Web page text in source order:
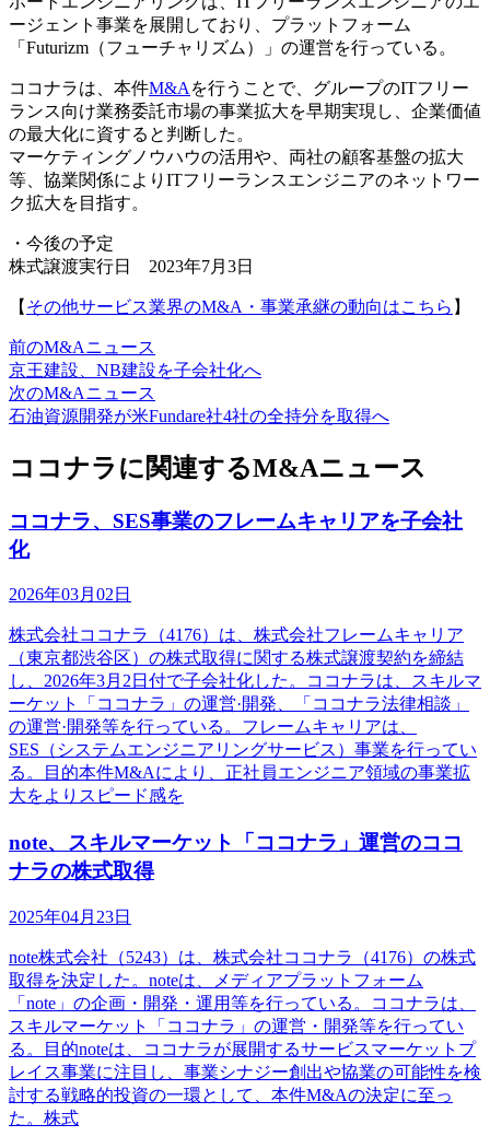
ージェント事業を展開しており、プラットフォーム
「Futurizm（フューチャリズム）」の運営を行っている。
ココナラは、本件M&A を行うことで、グループのITフリー
ランス向け業務委託市場の事業拡大を早期実現し、企業価値
の最大化に資すると判断した。
マーケティングノウハウの活用や、両社の顧客基盤の拡大
等、協業関係によりITフリーランスエンジニアのネットワー
ク拡大を目指す。
・今後の予定
株式譲渡実行日 2023年7月3日
【 その他サービス業界のM&A・事業承継の動向はこちら 】
前のM&Aニュース
京王建設、NB建設を子会社化へ
次のM&Aニュース
石油資源開発が米Fundare社4社の全持分を取得へ
ココナラに関連するM&Aニュース
ココナラ、SES事業のフレームキャリアを子会社
化
2026年03月02日
株式会社ココナラ（4176）は、株式会社フレームキャリア
（東京都渋谷区）の株式取得に関する株式譲渡契約を締結
し、2026年3月2日付で子会社化した。ココナラは、スキルマ
ーケット「ココナラ」の運営·開発、「ココナラ法律相談」
の運営·開発等を行っている。フレームキャリアは、
SES（システムエンジニアリングサービス）事業を行ってい
る。目的本件M&Aにより、正社員エンジニア領域の事業拡
大をよりスピード感を
note、スキルマーケット「ココナラ」運営のココ
ナラの株式取得
2025年04月23日
note株式会社（5243）は、株式会社ココナラ（4176）の株式
取得を決定した。noteは、メディアプラットフォーム
「note」の企画・開発・運用等を行っている。ココナラは、
スキルマーケット「ココナラ」の運営・開発等を行ってい
る。目的noteは、ココナラが展開するサービスマーケットプ
レイス事業に注目し、事業シナジー創出や協業の可能性を検
討する戦略的投資の一環として、本件M&Aの決定に至っ
た。株式